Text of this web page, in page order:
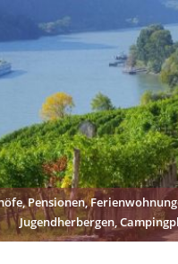
Pensionen,
Jugendherbergen,